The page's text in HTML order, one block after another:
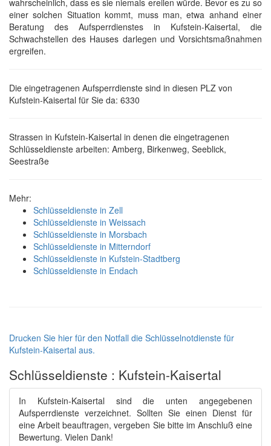
wahrscheinlich, dass es sie niemals ereilen würde. Bevor es zu so
einer solchen Situation kommt, muss man, etwa anhand einer
Beratung des Aufsperrdienstes in Kufstein-Kaisertal, die
Schwachstellen des Hauses darlegen und Vorsichtsmaßnahmen
ergreifen.
Die eingetragenen Aufsperrdienste sind in diesen PLZ von
Kufstein-Kaisertal für Sie da: 6330
Strassen in Kufstein-Kaisertal in denen die eingetragenen
Schlüsseldienste arbeiten: Amberg, Birkenweg, Seeblick,
Seestraße
Mehr:
Schlüsseldienste in Zell
Schlüsseldienste in Weissach
Schlüsseldienste in Morsbach
Schlüsseldienste in Mitterndorf
Schlüsseldienste in Kufstein-Stadtberg
Schlüsseldienste in Endach
Drucken Sie hier für den Notfall die Schlüsselnotdienste für
Kufstein-Kaisertal aus.
Schlüsseldienste : Kufstein-Kaisertal
In Kufstein-Kaisertal sind die unten angegebenen
Aufsperrdienste verzeichnet. Sollten Sie einen Dienst für
eine Arbeit beauftragen, vergeben Sie bitte im Anschluß eine
Bewertung. Vielen Dank!